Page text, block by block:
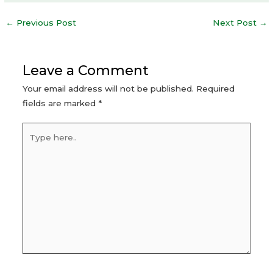
Post
← Previous Post Next Post →
Leave a Comment
Your email address will not be published. Required
fields are marked *
here..